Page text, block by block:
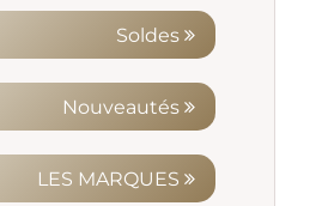
concentrés
Soldes
Nouveautés
LES MARQUES